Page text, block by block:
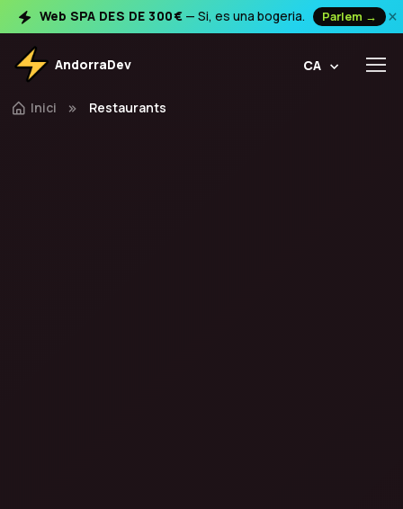
Web SPA DES DE 300€ — Si, es una bogeria. Parlem → ×
AndorraDev CA
Inici Restaurants